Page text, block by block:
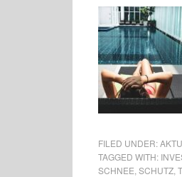
FILED UNDER:
TAGGED WITH:
SCHNEE SCHUTZ